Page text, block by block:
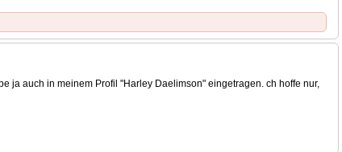
ja auch in meinem Profil "Harley Daelimson" eingetragen. ch hoffe nur,